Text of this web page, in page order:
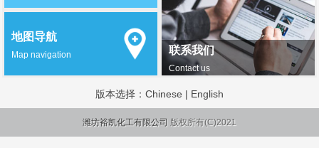
联系我们
Contact us
地图导航
Map navigation
版本选择： Chinese | English
潍坊裕凯化工有限公司 版权所有(C)2021